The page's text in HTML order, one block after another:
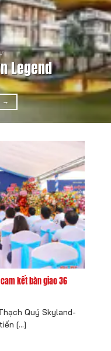
Legend
→
cam kết bàn giao 36
Quý Skyland-
[...]